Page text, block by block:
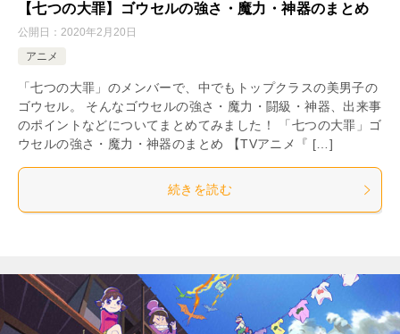
【七つの大罪】ゴウセルの強さ・魔力・神器のまとめ
公開日： 2020年2月20日
アニメ
「七つの大罪」のメンバーで、中でもトップクラスの美男子の
ゴウセル。 そんなゴウセルの強さ・魔力・闘級・神器、出来事
のポイントなどについてまとめてみました！ 「七つの大罪」ゴ
ウセルの強さ・魔力・神器のまとめ 【TVアニメ『 […]
続きを読む